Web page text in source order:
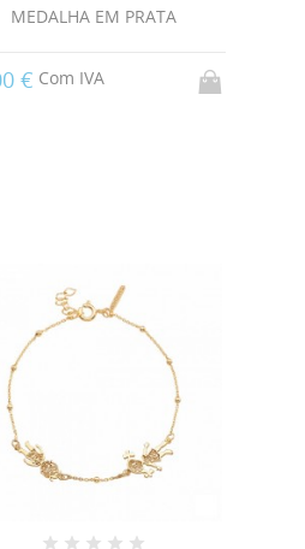
MEDALHA EM PRATA
€ Com IVA